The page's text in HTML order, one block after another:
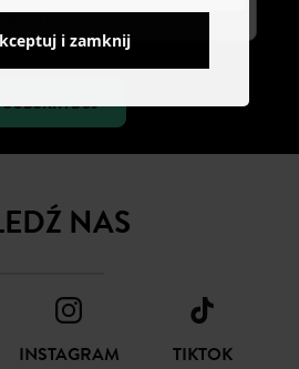
SUBSKRYBUJ
NAS
INSTAGRAM TIKTOK
i zamknij